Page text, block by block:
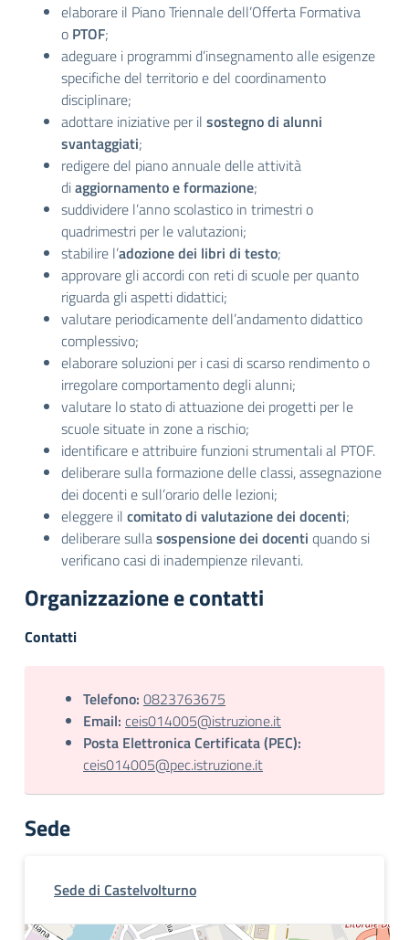
elaborare il Piano Triennale dell’Offerta Formativa
o PTOF;
adeguare i programmi d’insegnamento alle esigenze
specifiche del territorio e del coordinamento
disciplinare;
adottare iniziative per il sostegno di alunni
svantaggiati;
redigere del piano annuale delle attività
diaggiornamento e formazione;
suddividere l’anno scolastico in trimestri o
quadrimestri per le valutazioni;
stabilire l’adozione dei libri di testo;
approvare gli accordi con reti di scuole per quanto
riguarda gli aspetti didattici;
valutare periodicamente dell’andamento didattico
complessivo;
elaborare soluzioni per i casi di scarso rendimento o
irregolare comportamento degli alunni;
valutare lo stato di attuazione dei progetti per le
scuole situate in zone a rischio;
identificare e attribuire funzioni strumentali al PTOF.
deliberare sulla formazione delle classi, assegnazione
dei docenti e sull’orario delle lezioni;
eleggere il comitato di valutazione dei docenti;
deliberare sullasospensione dei docenti quando si
verificano casi di inadempienze rilevanti.
Organizzazione e contatti
Contatti
Telefono: 0823763675
Email: ceis014005@istruzione.it
Posta Elettronica Certificata (PEC):
ceis014005@pec.istruzione.it
Sede
Sede di Castelvolturno